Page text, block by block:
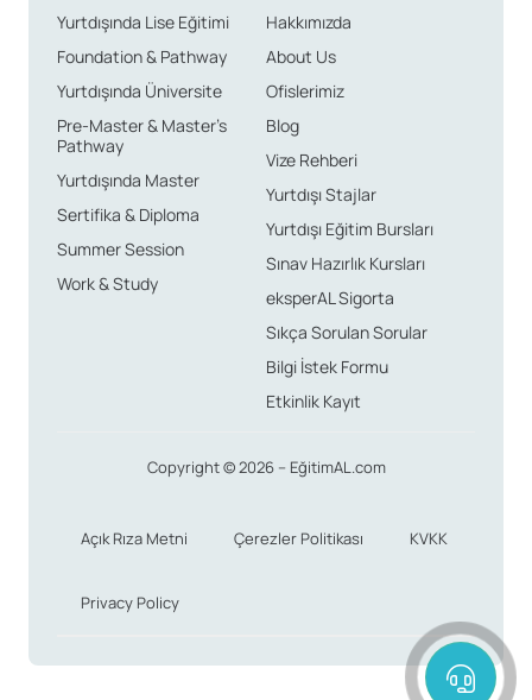
Yurtdışında Lise Eğitimi
Foundation & Pathway
Yurtdışında Üniversite
Pre-Master & Master’s
Pathway
Yurtdışında Master
Sertifika & Diploma
Summer Session
Work & Study
Hakkımızda
About Us
Ofislerimiz
Blog
Vize Rehberi
Yurtdışı Stajlar
Yurtdışı Eğitim Bursları
Sınav Hazırlık Kursları
eksperAL Sigorta
Sıkça Sorulan Sorular
Bilgi İstek Formu
Etkinlik Kayıt
Copyright © 2026 – EğitimAL.com
Açık Rıza Metni Çerezler Politikası KVKK
Privacy Policy